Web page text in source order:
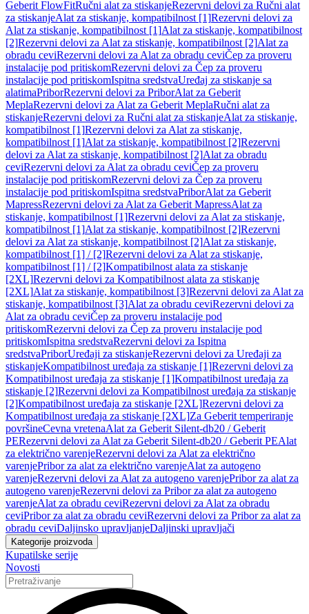
Geberit FlowFitRučni alat za stiskanjeRezervni delovi za Ručni alat
za stiskanjeAlat za stiskanje, kompatibilnost [1]Rezervni delovi za
Alat za stiskanje, kompatibilnost [1]Alat za stiskanje, kompatibilnost
[2]Rezervni delovi za Alat za stiskanje, kompatibilnost [2]Alat za
obradu ceviRezervni delovi za Alat za obradu ceviČep za proveru
instalacije pod pritiskomRezervni delovi za Čep za proveru
instalacije pod pritiskomIspitna sredstvaUređaj za stiskanje sa
alatimaPriborRezervni delovi za PriborAlat za Geberit
MeplaRezervni delovi za Alat za Geberit MeplaRučni alat za
stiskanjeRezervni delovi za Ručni alat za stiskanjeAlat za stiskanje,
kompatibilnost [1]Rezervni delovi za Alat za stiskanje,
kompatibilnost [1]Alat za stiskanje, kompatibilnost [2]Rezervni
delovi za Alat za stiskanje, kompatibilnost [2]Alat za obradu
ceviRezervni delovi za Alat za obradu ceviČep za proveru
instalacije pod pritiskomRezervni delovi za Čep za proveru
instalacije pod pritiskomIspitna sredstvaPriborAlat za Geberit
MapressRezervni delovi za Alat za Geberit MapressAlat za
stiskanje, kompatibilnost [1]Rezervni delovi za Alat za stiskanje,
kompatibilnost [1]Alat za stiskanje, kompatibilnost [2]Rezervni
delovi za Alat za stiskanje, kompatibilnost [2]Alat za stiskanje,
kompatibilnost [1] / [2]Rezervni delovi za Alat za stiskanje,
kompatibilnost [1] / [2]Kompatibilnost alata za stiskanje
[2XL]Rezervni delovi za Kompatibilnost alata za stiskanje
[2XL]Alat za stiskanje, kompatibilnost [3]Rezervni delovi za Alat za
stiskanje, kompatibilnost [3]Alat za obradu ceviRezervni delovi za
Alat za obradu ceviČep za proveru instalacije pod
pritiskomRezervni delovi za Čep za proveru instalacije pod
pritiskomIspitna sredstvaRezervni delovi za Ispitna
sredstvaPriborUređaji za stiskanjeRezervni delovi za Uređaji za
stiskanjeKompatibilnost uređaja za stiskanje [1]Rezervni delovi za
Kompatibilnost uređaja za stiskanje [1]Kompatibilnost uređaja za
stiskanje [2]Rezervni delovi za Kompatibilnost uređaja za stiskanje
[2]Kompatibilnost uređaja za stiskanje [2XL]Rezervni delovi za
Kompatibilnost uređaja za stiskanje [2XL]Za Geberit temperiranje
površineCevna vretenaAlat za Geberit Silent-db20 / Geberit
PERezervni delovi za Alat za Geberit Silent-db20 / Geberit PEAlat
za električno varenjeRezervni delovi za Alat za električno
varenjePribor za alat za električno varenjeAlat za autogeno
varenjeRezervni delovi za Alat za autogeno varenjePribor za alat za
autogeno varenjeRezervni delovi za Pribor za alat za autogeno
varenjeAlat za obradu ceviRezervni delovi za Alat za obradu
ceviPribor za alat za obradu ceviRezervni delovi za Pribor za alat za
obradu ceviDaljinsko upravljanjeDaljinski upravljači
Kategorije proizvoda
Kupatilske serije
Novosti